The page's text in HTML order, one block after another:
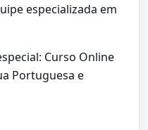
especializada em
Curso Online
Portuguesa e